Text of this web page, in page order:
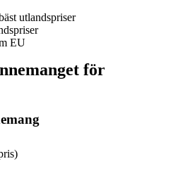
utlandspriser
EU
för